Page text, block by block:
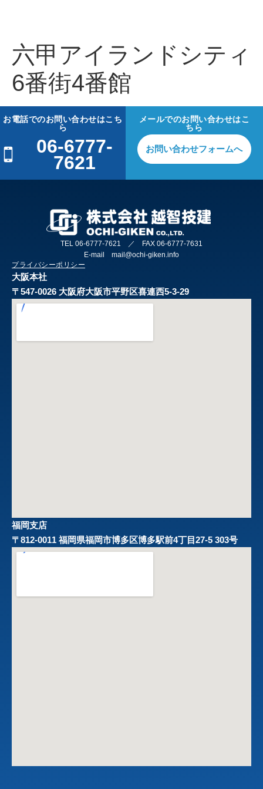
六甲アイランドシティ
6番街4番館
お電話でのお問い合わせはこち
ら
06-6777-
7621
メールでのお問い合わせはこ
ちら
お問い合わせフォームへ
TEL 06-6777-7621 ／ FAX 06-6777-7631
E-mail mail@ochi-giken.info
プライバシーポリシー
大阪本社
〒547-0026 大阪府大阪市平野区喜連西5-3-29
福岡支店
〒812-0011 福岡県福岡市博多区博多駅前4丁目27-5 303号